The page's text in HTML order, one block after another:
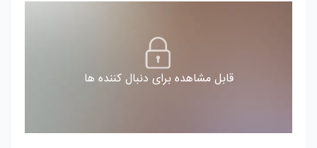
قابل مشاهده برای دنبال کننده ها